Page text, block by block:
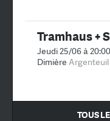
Tramhaus +
Jeudi 25/06 à 20:00
Dimière Argenteuil
TOUS